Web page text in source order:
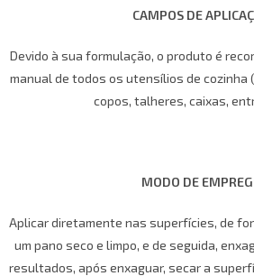
CAMPOS DE
Devido à sua formulação, o produto é
manual de todos os utensílios de cozinha
copos, talheres, caixas,
MODO DE
Aplicar diretamente nas superfícies, de
um pano seco e limpo, e de seguida,
resultados, após enxaguar, secar a